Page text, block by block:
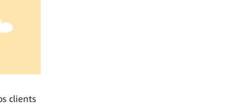
clients